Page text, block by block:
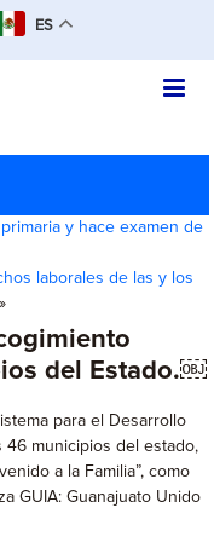
ES
y hace examen de
laborales de las y los
»
del Estado.￼
para el Desarrollo
46 municipios del estado,
a la Familia”, como
GUIA: Guanajuato Unido